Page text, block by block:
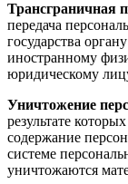
Трансграничная
передача
государства
иностранному
юридическому
Уничтожение
результате
содержание
системе
уничтожаются